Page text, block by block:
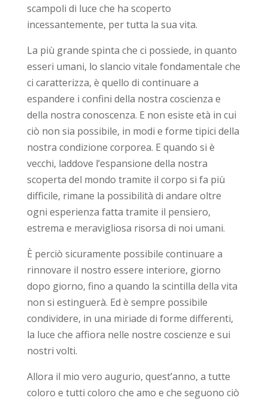
scampoli di luce che ha scoperto
incessantemente, per tutta la sua vita.
La più grande spinta che ci possiede, in quanto
esseri umani, lo slancio vitale fondamentale che
ci caratterizza, è quello di continuare a
espandere i confini della nostra coscienza e
della nostra conoscenza. E non esiste età in cui
ciò non sia possibile, in modi e forme tipici della
nostra condizione corporea. E quando si è
vecchi, laddove l’espansione della nostra
scoperta del mondo tramite il corpo si fa più
difficile, rimane la possibilità di andare oltre
ogni esperienza fatta tramite il pensiero,
estrema e meravigliosa risorsa di noi umani.
È perciò sicuramente possibile continuare a
rinnovare il nostro essere interiore, giorno
dopo giorno, fino a quando la scintilla della vita
non si estinguerà. Ed è sempre possibile
condividere, in una miriade di forme differenti,
la luce che affiora nelle nostre coscienze e sui
nostri volti.
Allora il mio vero augurio, quest’anno, a tutte
coloro e tutti coloro che amo e che seguono ciò